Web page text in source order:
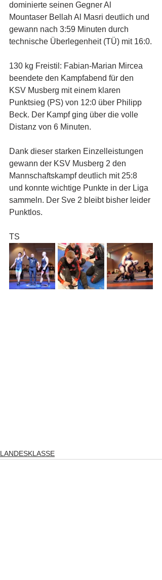
dominierte seinen Gegner Al
Mountaser Bellah Al Masri deutlich und
gewann nach 3:59 Minuten durch
technische Überlegenheit (TÜ) mit 16:0.
130 kg Freistil: Fabian-Marian Mircea
beendete den Kampfabend für den
KSV Musberg mit einem klaren
Punktsieg (PS) von 12:0 über Philipp
Beck. Der Kampf ging über die volle
Distanz von 6 Minuten.
Dank dieser starken Einzelleistungen
gewann der KSV Musberg 2 den
Mannschaftskampf deutlich mit 25:8
und konnte wichtige Punkte in der Liga
sammeln. Der Sve 2 bleibt bisher leider
Punktlos.
TS
LANDESKLASSE